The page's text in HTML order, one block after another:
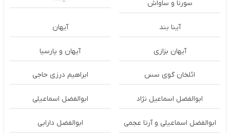
سورنا و ساواش
آینا بند آیهان
آیهان بزازی آیهان و پارسیا
ائلخان گوی سس ابراهیم درزی حاجی
ابوالفضل اسماعیل نژاد ابوالفضل اسماعیلی
ابوالفضل اسماعیلی و آرتا عجمی ابوالفضل دارابی